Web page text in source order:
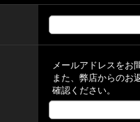
メールアドレスをお
また、弊店からのお
確認ください。